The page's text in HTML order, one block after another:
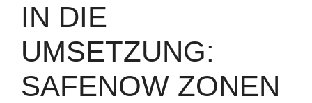
IN DIE
UMSETZUNG:
SAFENOW ZONEN